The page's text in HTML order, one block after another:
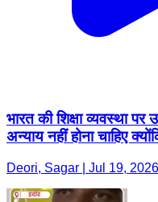
भारत की शिक्षा व्यवस्था
अन्याय नहीं होना चाहिए
Deori, Sagar | Jul 19, 2026